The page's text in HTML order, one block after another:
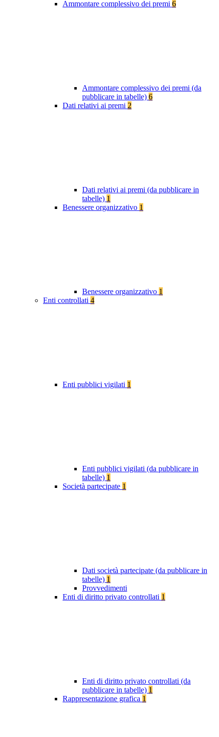
Ammontare complessivo dei premi 6
Ammontare complessivo dei premi (da
pubblicare in tabelle) 6
Dati relativi ai premi 2
Dati relativi ai premi (da pubblicare in
tabelle) 1
Benessere organizzativo 1
Benessere organizzativo 1
Enti controllati 4
Enti pubblici vigilati 1
Enti pubblici vigilati (da pubblicare in
tabelle) 1
Società partecipate 1
Dati società partecipate (da pubblicare in
tabelle) 1
Provvedimenti
Enti di diritto privato controllati 1
Enti di diritto privato controllati (da
pubblicare in tabelle) 1
Rappresentazione grafica 1